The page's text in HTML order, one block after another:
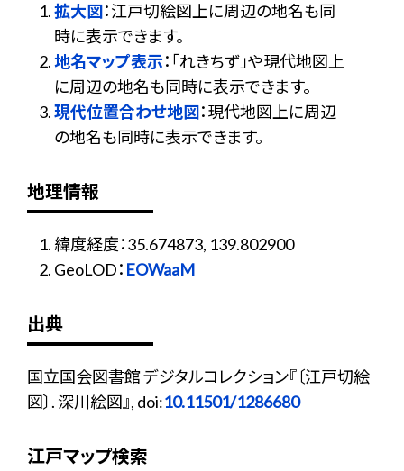
拡大図：江戸切絵図上に周辺の地名も同
時に表示できます。
地名マップ表示：「れきちず」や現代地図上
に周辺の地名も同時に表示できます。
現代位置合わせ地図：現代地図上に周辺
の地名も同時に表示できます。
地理情報
緯度経度：35.674873, 139.802900
GeoLOD： EOWaaM
出典
国立国会図書館 デジタルコレクション『〔江戸切絵
図〕. 深川絵図』, doi:10.11501/1286680
江戸マップ検索